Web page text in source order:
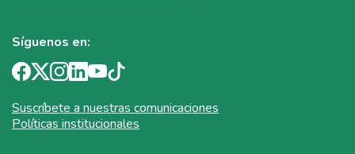
Síguenos en:
Suscríbete a nuestras comunicaciones
Políticas institucionales